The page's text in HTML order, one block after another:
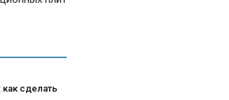
сделать